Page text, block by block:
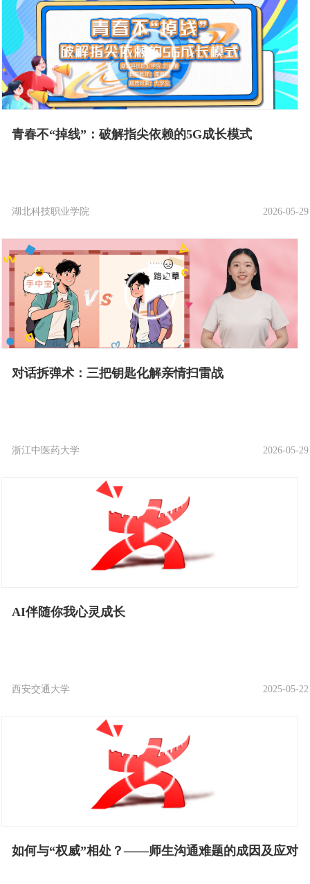
青春不“掉线”：破解指尖依赖的5G成长模式
湖北科技职业学院 2026-05-29
对话拆弹术：三把钥匙化解亲情扫雷战
浙江中医药大学 2026-05-29
AI伴随你我心灵成长
西安交通大学 2025-05-22
如何与“权威”相处？——师生沟通难题的成因及应对